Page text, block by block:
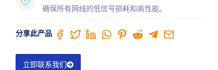
确保所有网线的低信号损耗和高性能。
分享此产品
立即联系我们